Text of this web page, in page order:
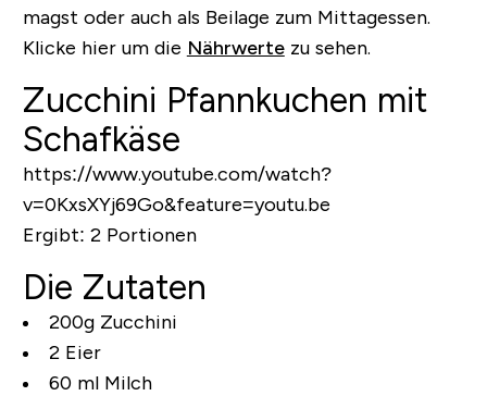
magst oder auch als Beilage zum Mittagessen.
Klicke hier um die Nährwertezu sehen.
Zucchini Pfannkuchen mit
Schafkäse
https://www.youtube.com/watch?
v=0KxsXYj69Go&feature=youtu.be
Ergibt: 2 Portionen
Die Zutaten
200g Zucchini
2 Eier
60 ml Milch